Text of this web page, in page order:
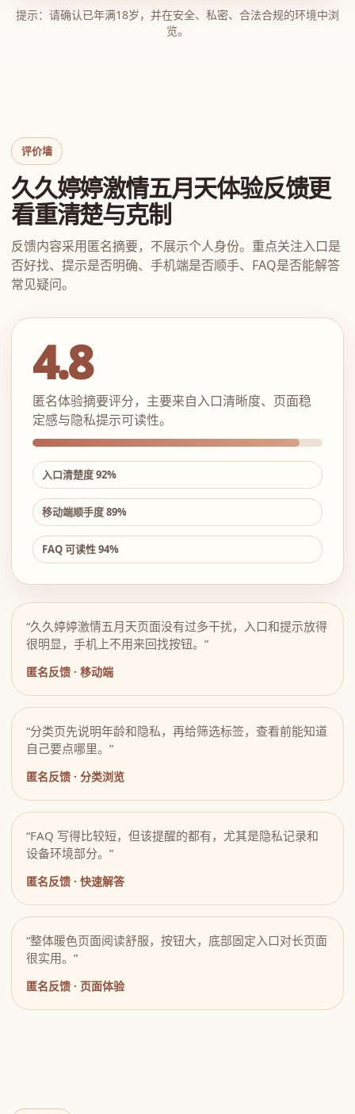
提示：请确认已年满18岁，并在安全、私密、合法合规的环境中浏
览。
评价墙
久久婷婷激情五月天体验反馈更
看重清楚与克制
反馈内容采用匿名摘要，不展示个人身份。重点关注入口是
否好找、提示是否明确、手机端是否顺手、FAQ是否能解答
常见疑问。
4.8
匿名体验摘要评分，主要来自入口清晰度、页面稳
定感与隐私提示可读性。
入口清楚度 92%
移动端顺手度 89%
FAQ 可读性 94%
“久久婷婷激情五月天页面没有过多干扰，入口和提示放得
很明显，手机上不用来回找按钮。”
匿名反馈 · 移动端
“分类页先说明年龄和隐私，再给筛选标签，查看前能知道
自己要点哪里。”
匿名反馈 · 分类浏览
“FAQ 写得比较短，但该提醒的都有，尤其是隐私记录和
设备环境部分。”
匿名反馈 · 快速解答
“整体暖色页面阅读舒服，按钮大，底部固定入口对长页面
很实用。”
匿名反馈 · 页面体验